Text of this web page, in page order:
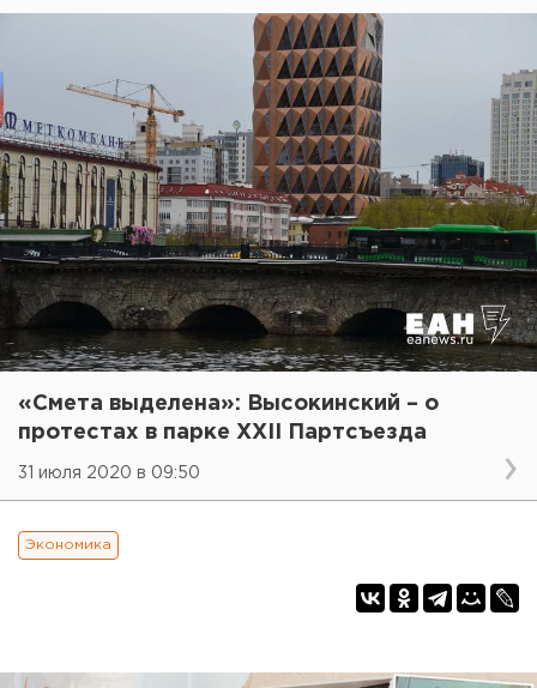
«Смета выделена»: Высокинский – о
протестах в парке XXII Партсъезда
31 июля 2020 в 09:50
Экономика